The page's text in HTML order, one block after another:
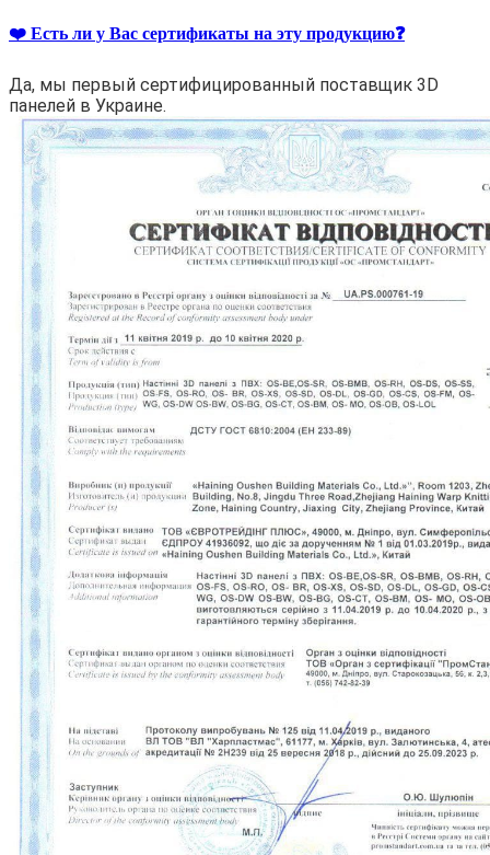
❤️ Есть ли у Вас сертификаты на эту продукцию❓
Да, мы первый сертифицированный поставщик 3D
панелей в Украине.